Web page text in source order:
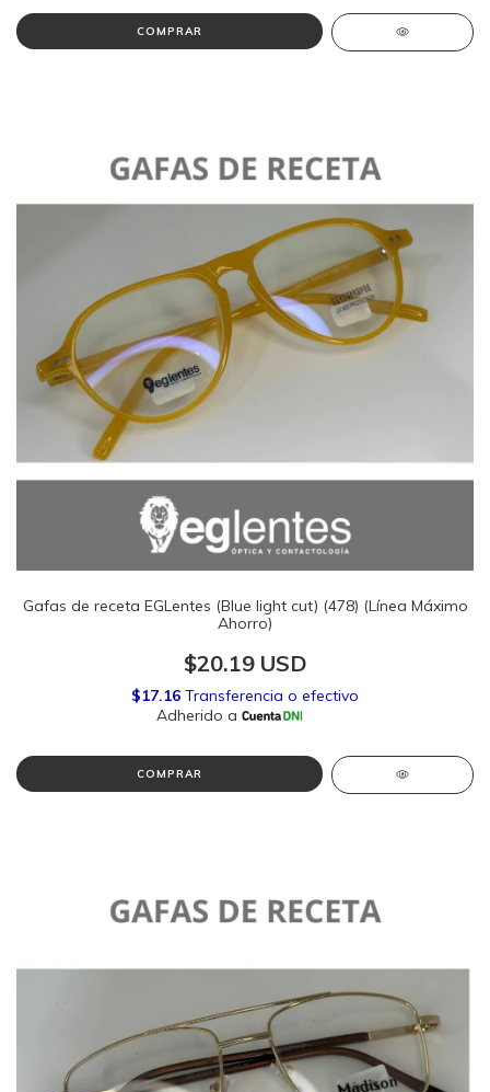
Gafas de receta EGLentes (Blue light cut) (478) (Línea Máximo
Ahorro)
$20.19 USD